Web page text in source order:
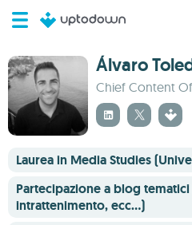
Álvaro
Chief Content
Laurea in Media Studies
Partecipazione a blog
intrattenimento, ecc...)